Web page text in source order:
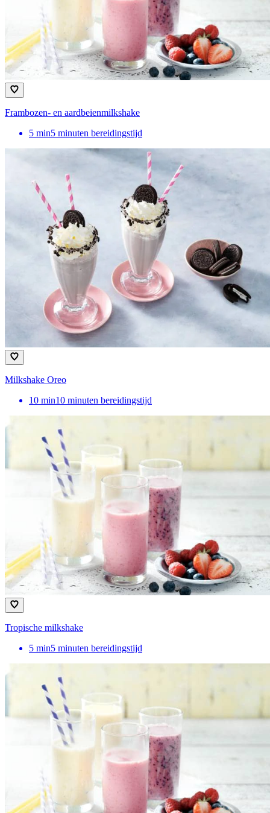
Frambozen- en aardbeienmilkshake
5 min5 minuten bereidingstijd
Milkshake Oreo
10 min10 minuten bereidingstijd
Tropische milkshake
5 min5 minuten bereidingstijd